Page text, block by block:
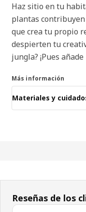
Haz sitio en tu
plantas
que crea tu propio
despierten tu
jungla? ¡Pues
Más información
Materiales y
Reseñas de los